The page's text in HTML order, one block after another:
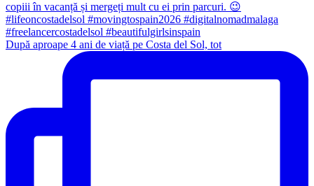
După aproape 4 ani de viață pe Costa del Sol, tot